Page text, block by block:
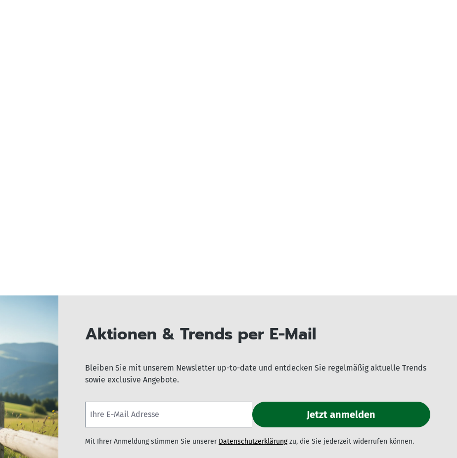
Aktionen & Trends per E-Mail
Bleiben Sie mit unserem Newsletter up-to-date und entdecken Sie regelmäßig aktuelle Trends
sowie exclusive Angebote.
Mit Ihrer Anmeldung stimmen Sie unserer Datenschutzerklärungzu, die Sie jederzeit widerrufen können.